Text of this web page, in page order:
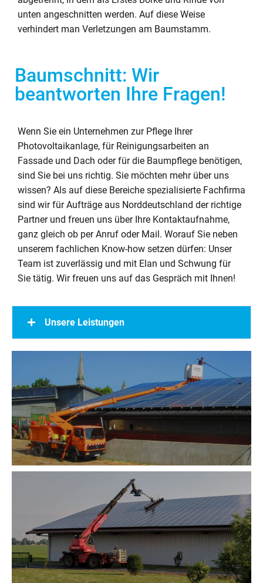
unten angeschnitten werden. Auf diese Weise
verhindert man Verletzungen am Baumstamm.
Baumschnitt: Wir
beantworten Ihre Fragen!
Wenn Sie ein Unternehmen zur Pflege Ihrer
Photovoltaikanlage, für Reinigungsarbeiten an
Fassade und Dach oder für die Baumpflege benötigen,
sind Sie bei uns richtig. Sie möchten mehr über uns
wissen? Als auf diese Bereiche spezialisierte Fachfirma
sind wir für Aufträge aus Norddeutschland der richtige
Partner und freuen uns über Ihre Kontaktaufnahme,
ganz gleich ob per Anruf oder Mail. Worauf Sie neben
unserem fachlichen Know-how setzen dürfen: Unser
Team ist zuverlässig und mit Elan und Schwung für
Sie tätig. Wir freuen uns auf das Gespräch mit Ihnen!
Unsere Leistungen